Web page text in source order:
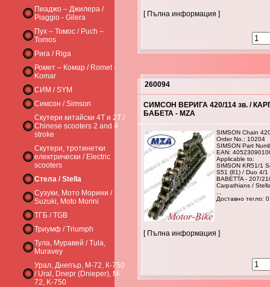
Пиаджо – Джилера /
Piaggio - Gilera
Пух – Томос / Puch –
Tomos
Рига / Riga
Ромет – Комар / Romet -
Komar
СИМ / SYM
Симсон / Simson
Скутери китайски 4Т и 2Т /
Chinese scooters 2 and 4
stroke
Скутери, тротинетки
електрически / Electric
scooters
Стела / Stella
Сузуки, Мото Морини /
Suzuki, Moto Morini
ТГБ / TGB
Триумф / Triumph
Тула, Муравей / Tula,
Muravey
Урал, Днепър, М-72, К-750
/ Ural, Dnepr (Dnieper), M-
72, K-750
[ Пълна информация ]
260094
СИМСОН ВЕРИГА 420/114 зв. /
БАБЕТА - MZA
SIMSON Chain
Order No.: 10204
SIMSON Part
EAN:
Applicable to:
SIMSON KR51/1
S51 (81) / Duo 4/1
BABETTA - 207/
Carpathians /
Доставно тегло:
[ Пълна информация ]